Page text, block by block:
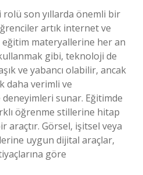
son yıllarda önemli bir
artık internet ve
materyallerine her an
gibi, teknoloji de
ve yabancı olabilir, ancak
daha verimli ve
sunar. Eğitimde
öğrenme stillerine hitap
araçtır. Görsel, işitsel veya
uygun dijital araçlar,
göre